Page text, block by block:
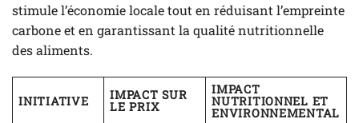
stimule l’économie locale tout en réduisant l’empreinte
carbone et en garantissant la qualité nutritionnelle
des aliments.
INITIATIVE IMPACT SUR
LE PRIX
IMPACT
NUTRITIONNEL ET
ENVIRONNEMENTAL